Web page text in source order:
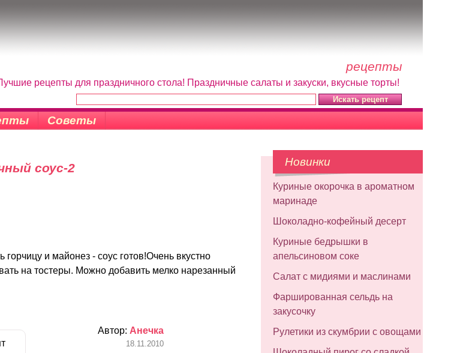
рецепты
рецепты для праздничного стола! Праздничные салаты и закуски, вкусные торты!
Советы
соус-2
и майонез - соус готов!Очень вкустно
на тостеры. Можно добавить мелко нарезанный
Автор: Анечка
18.11.2010
Новинки
Куриные окорочка в ароматном
маринаде
Шоколадно-кофейный десерт
Куриные бедрышки в
апельсиновом соке
Салат с мидиями и маслинами
Фаршированная сельдь на
закусочку
Рулетики из скумбрии с овощами